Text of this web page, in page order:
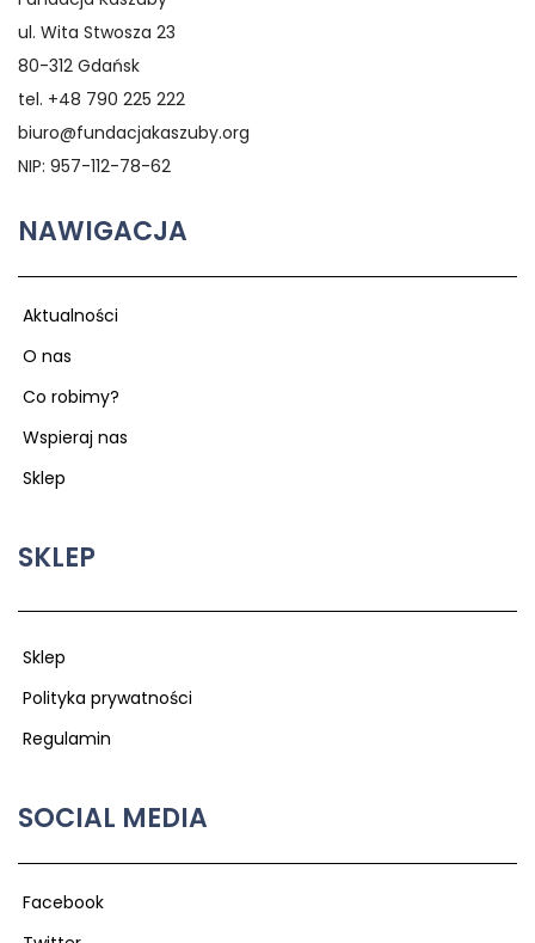
ul. Wita Stwosza 23
80-312 Gdańsk
tel. +48 790 225 222
biuro@fundacjakaszuby.org
NIP: 957-112-78-62
NAWIGACJA
Aktualności
O nas
Co robimy?
Wspieraj nas
Sklep
SKLEP
Sklep
Polityka prywatności
Regulamin
SOCIAL MEDIA
Facebook